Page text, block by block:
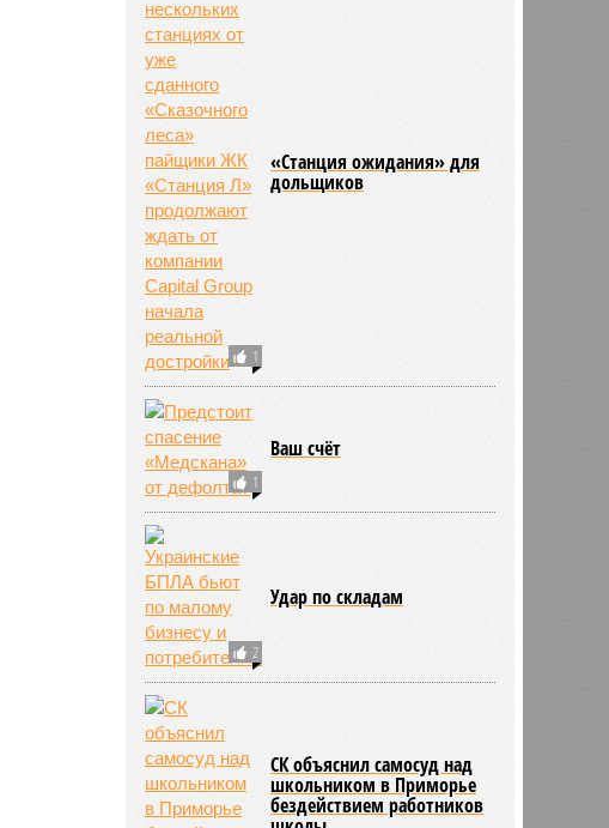
1
«Станция ожидания» для
дольщиков
1
Ваш счёт
2
Удар по складам
СК объяснил самосуд над
школьником в Приморье
бездействием работников